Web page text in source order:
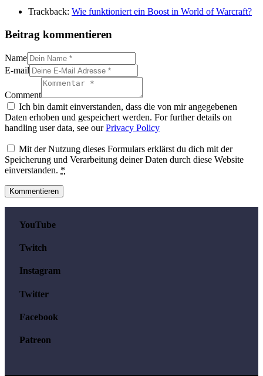
Trackback: Wie funktioniert ein Boost in World of Warcraft?
Beitrag kommentieren
Name
E-mail
Comment
Ich bin damit einverstanden, dass die von mir angegebenen
Daten erhoben und gespeichert werden. For further details on
handling user data, see ourPrivacy Policy
Mit der Nutzung dieses Formulars erklärst du dich mit der
Speicherung und Verarbeitung deiner Daten durch diese Website
einverstanden. *
YouTube
Twitch
Instagram
Twitter
Facebook
Patreon